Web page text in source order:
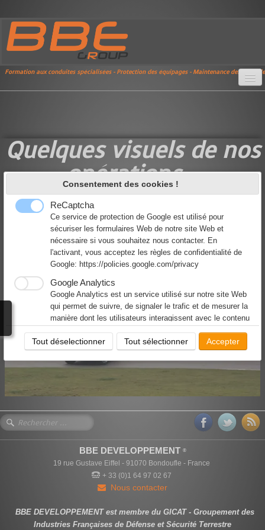
Formation aux conduites spécialisées - Protection des équipages - Maintenance des
Outils pédagogiques
BBE Academy
Documentation (accès réservé)
Téléchargement & évaluation formation
English version
Quelques visuels de nos
opérations...
BBE DEVELOPPEMENT ®
19 rue Gustave Eiffel - 91070 Bondoufle - France
+ 33 (0)1 64 97 02 67
Nous contacter
BBE DEVELOPPEMENT est membre du GICAT - Groupement des
Industries Françaises de Défense et Sécurité Terrestre
Consentement des cookies !
ReCaptcha
Ce service de protection de Google est utilisé pour
sécuriser les formulaires Web de notre site Web et
nécessaire si vous souhaitez nous contacter. En
l'activant, vous acceptez les règles de confidentialité de
Google: https://policies.google.com/privacy
Google Analytics
Google Analytics est un service utilisé sur notre site Web
qui permet de suivre, de signaler le trafic et de mesurer la
manière dont les utilisateurs interagissent avec le contenu
meilleurs services.
Facebook
Notre site Web vous permet d’aimer ou de partager son
acceptez les règles de confidentialité de Facebook:
Tout déselectionner Tout sélectionner Accepter